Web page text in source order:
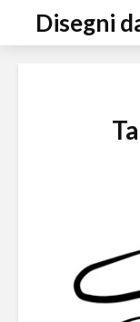
Disegni